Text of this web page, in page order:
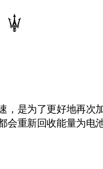
，是为了更好地再次
会重新回收能量为电